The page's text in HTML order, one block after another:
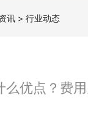
讯 > 行业动态
优点？费用